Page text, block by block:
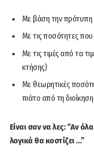
Με βάση την πρότυπη
Με τις ποσότητες
Με τις τιμές από τα
κτήσης)
Με θεωρητικές
πιάτο από τη διοίκηση
Είναι σαν να λες: “Αν
λογικά θα κοστίζει …”